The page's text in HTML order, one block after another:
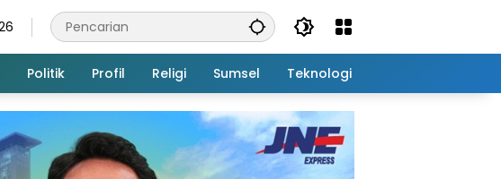
Politik Profil Religi Sumsel Teknologi